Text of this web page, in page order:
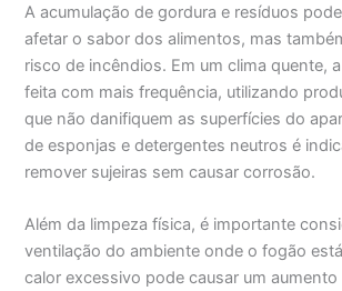
A acumulação de gordura e resíduos
afetar o sabor dos alimentos, mas
risco de incêndios. Em um clima quente,
feita com mais frequência, utilizando
que não danifiquem as superfícies do
de esponjas e detergentes neutros é
remover sujeiras sem causar corrosão.
Além da limpeza física, é importante
ventilação do ambiente onde o fogão
calor excessivo pode causar um